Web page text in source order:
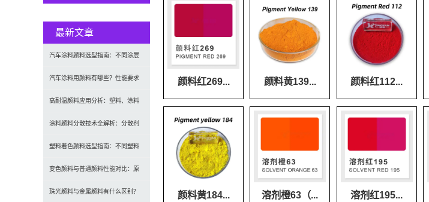
颜料红269... 颜料黄139... 颜料红112...
颜料黄184... 溶剂橙63（... 溶剂红195...
最新文章
汽车涂料颜料选型指南：不同涂层
应用要求、OEM与修补漆用颜料区
别及常见问题
汽车涂料用颜料有哪些？性能要求
及常用颜料类型介绍
高耐温颜料应用分析：塑料、涂料
及工程材料的选型原则与行业实践
涂料颜料分散技术全解析：分散剂
选型、研磨工艺及常见问题解决
塑料着色颜料选型指南：不同塑料
材料如何选择合适颜料？
变色颜料与普通颜料性能对比：原
理、特点及应用差异解析
珠光颜料与金属颜料有什么区别？